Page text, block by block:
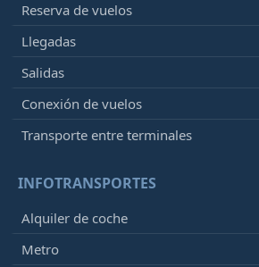
Reserva de vuelos
Llegadas
Salidas
Conexión de vuelos
Transporte entre terminales
INFOTRANSPORTES
Alquiler de coche
Metro